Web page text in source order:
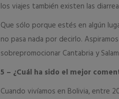
los viajes también existen las
Que sólo porque estés en algún
no pasa nada por decirlo.
sobrepromocionar Cantabria y
5 – ¿Cuál ha sido el mejor
Cuando vivíamos en Bolivia, entre